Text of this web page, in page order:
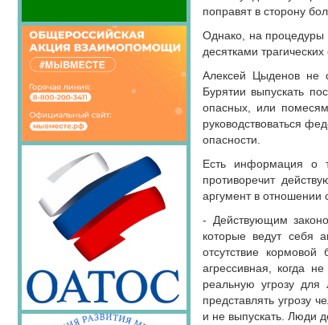
поправят в сторону
Однако, на процедуры
десятками трагических
Алексей Цыденов не
Бурятии выпускать
опасных, или
руководствоваться
опасности.
Есть информация о
противоречит
аргумент в отношении
- Действующим
которые ведут себя
отсутствие
агрессивная, когда
реальную угрозу
представлять угрозу
и не выпускать. Люди